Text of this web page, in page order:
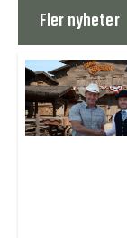
Fler nyheter